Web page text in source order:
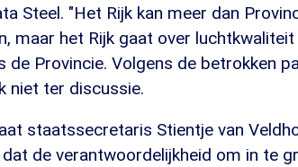
Steel. "Het Rijk kan meer dan
maar het Rijk gaat over
de Provincie. Volgens de betrokken
niet ter discussie.
staatssecretaris Stientje van
de verantwoordelijkheid om in te